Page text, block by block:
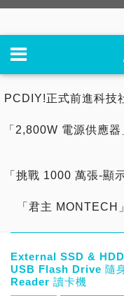
PCDIY!正式前進科技
「2,800W 電源供應
「挑戰 1000 萬張-顯
「君主
External SSD &
USB Flash Drive 隨
Reader 讀卡機